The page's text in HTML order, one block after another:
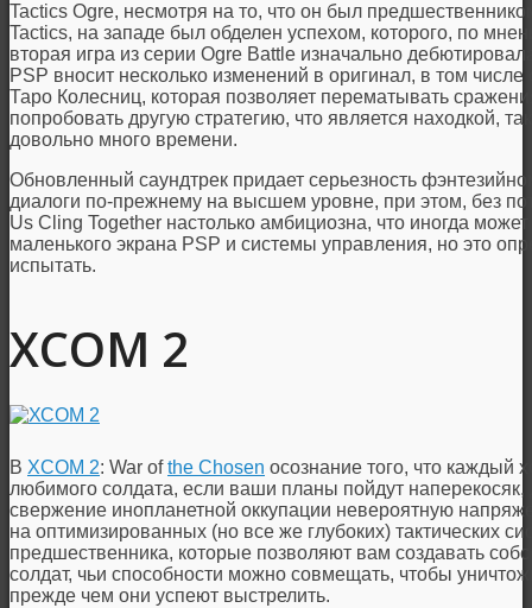
Tactics Ogre, несмотря на то, что он был
Tactics, на западе был обделен успехом, которого, по
вторая игра из серии Ogre Battle изначально
PSP вносит несколько изменений в оригинал, в том
Таро Колесниц, которая позволяет перематывать
попробовать другую стратегию, что является находкой,
довольно много времени.
Обновленный саундтрек придает серьезность
диалоги по-прежнему на высшем уровне, при этом, без
Us Cling Together настолько амбициозна, что иногда
маленького экрана PSP и системы управления, но это
испытать.
ХСОМ 2
В XCOM 2: War ofthe Chosen осознание того, что каждый
любимого солдата, если ваши планы пойдут
свержение инопланетной оккупации невероятную
на оптимизированных (но все же глубоких) тактических
предшественника, которые позволяют вам создавать
солдат, чьи способности можно совмещать, чтобы
прежде чем они успеют выстрелить.